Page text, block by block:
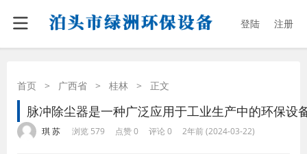
登陆 注册
首页 > 广西省 > 桂林 > 正文
脉冲除尘器是一种广泛应用于工业生产中的环保设
琪 苏 浏览 579 点赞 0 评论 0 2年前 (2024-03-22)